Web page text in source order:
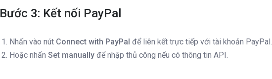
Bước 3: Kết nối PayPal
Nhấn vào nút Connect with PayPal để liên kết trực tiếp với tài khoản PayPal.
Hoặc nhấnSet manually để nhập thủ công nếu có thông tin API.